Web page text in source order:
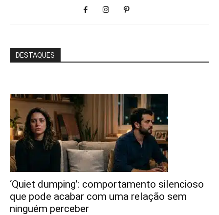
DESTAQUES
‘Quiet dumping’: comportamento silencioso
que pode acabar com uma relação sem
ninguém perceber